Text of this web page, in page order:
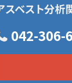
スベスト分析
042-306-